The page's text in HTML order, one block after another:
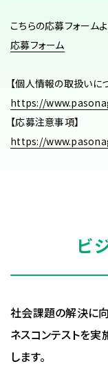
こちらの応募フォーム
応募フォーム
【個人情報の取扱いに
https://
【応募注意事項】
https://
ビ
社会課題の解決に
ネスコンテストを
します。